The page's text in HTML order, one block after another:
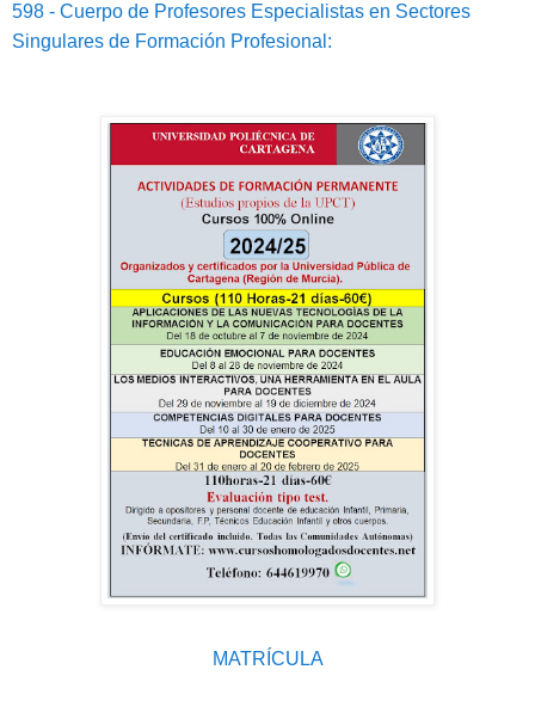
598 - Cuerpo de Profesores Especialistas en Sectores
Singulares de Formación Profesional:
MATRÍCULA